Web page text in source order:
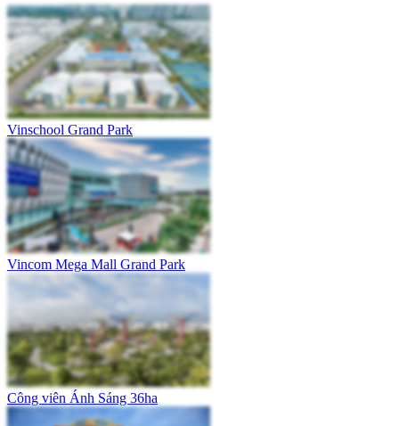
Vinschool Grand Park
Vincom Mega Mall Grand Park
Công viên Ánh Sáng 36ha